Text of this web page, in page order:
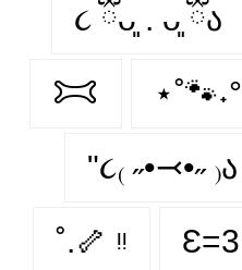
૮ ྀིᴗ͈ . ᴗ͈ ྀིა
𐂯 ⋆˚🐾˖°
"૮₍ ˶•⤙•˶ ₎ა
˚.🦴 ᵎᵎ Ɛ=3